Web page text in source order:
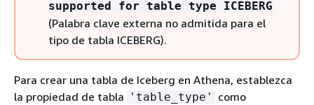
supported for table type ICEBERG
(Palabra clave externa no admitida para el
tipo de tabla ICEBERG).
Para crear una tabla de Iceberg en Athena, establezca
la propiedad de tabla
'table_type' como